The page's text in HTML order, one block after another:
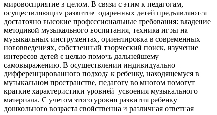
мировосприятие в целом. В связи с этим к педагогам,
осуществляющим развитие одаренных детей предъявляются
достаточно высокие профессиональные требования: владение
методикой музыкального воспитания, техника игры на
музыкальных инструментах, ориентировка в современных
нововведениях, собственный творческий поиск, изучение
интересов детей с целью помочь дальнейшему
самовыражению. В осуществлении индивидуально –
дифференцированного подхода к ребенку, находящемуся в
музыкальном пространстве, педагогу во многом помогут
краткие характеристики уровней усвоения музыкального
материала. С учетом этого уровня развития ребенку
дошкольного возраста свойственна и различная ответная